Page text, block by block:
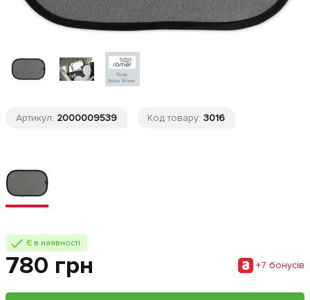
Артикул: 2000009539 Код товару: 3016
Є в наявності
780 грн +7 бонусiв